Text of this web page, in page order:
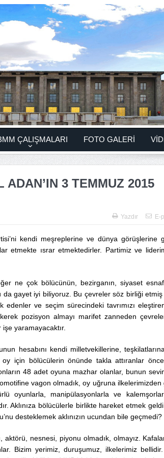
ÇALIŞMALARI FOTO GALERİ
3 TEMMUZ 2015
Yazdır E-
kendi meşreplerine ve dünya görüşlerine
etmekte ısrar etmektedirler. Partimiz ve
ne çok bölücünün, bezirganın, siyaset
da gayet iyi biliyoruz. Bu çevreler söz birliği
ve seçim sürecindeki tavrımızı
pozisyon almayı marifet zanneden
yaramayacaktır.
hesabını kendi milletvekillerine,
oy için bölücülerin önünde takla attıranlar
48 adet oyuna mazhar olanlar, bunun
vagon olmadık, oy uğruna ilkelerimizden
oyunlarla, manipülasyonlarla ve
Aklınıza bölücülerle birlikte hareket etmek geldi
desteklemek aklınızın ucundan bile geçmedi?
nesnesi, piyonu olmadık, olmayız.
Bizim yerimiz, duruşumuz, ilkelerimiz
İstanbul
Rektörlüğü Prof.
ERÖZ’ü anma
17.11.2022